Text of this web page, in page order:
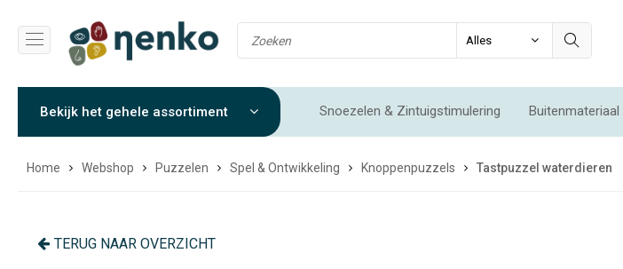
Bekijk het gehele assortiment Snoezelen & Zintuigstimulering Buitenmateriaal
Sensorische Integratie & Beweging Voordeelsets
Home Webshop Puzzelen Spel & Ontwikkeling Knoppenpuzzels Tastpuzzel waterdieren
TERUG NAAR OVERZICHT